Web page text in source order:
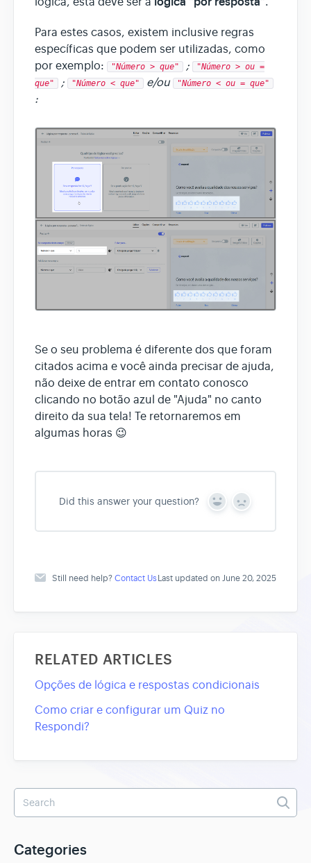
Para estes casos, existem inclusive regras
específicas que podem ser utilizadas, como
por exemplo:
"Número > que" ;
"Número > ou =
que"
; "Número < que" e/ou "Número < ou = que"
:
Se o seu problema é diferente dos que foram
citados acima e você ainda precisar de ajuda,
não deixe de entrar em contato conosco
clicando no botão azul de "Ajuda" no canto
direito da sua tela! Te retornaremos em
algumas horas 😉
Did this answer your question?
Y
s
N
Still need help?Contact UsLast updated on June 20, 2025
RELATED ARTICLES
Opções de lógica e respostas condicionais
Como criar e configurar um Quiz no
Respondi?
Categories